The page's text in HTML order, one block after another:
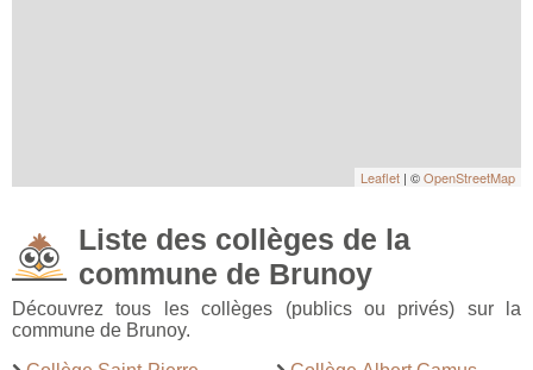
Leaflet | ©OpenStreetMap
Liste des collèges de la
commune de Brunoy
Découvrez tous les collèges (publics ou privés) sur la
commune de Brunoy.